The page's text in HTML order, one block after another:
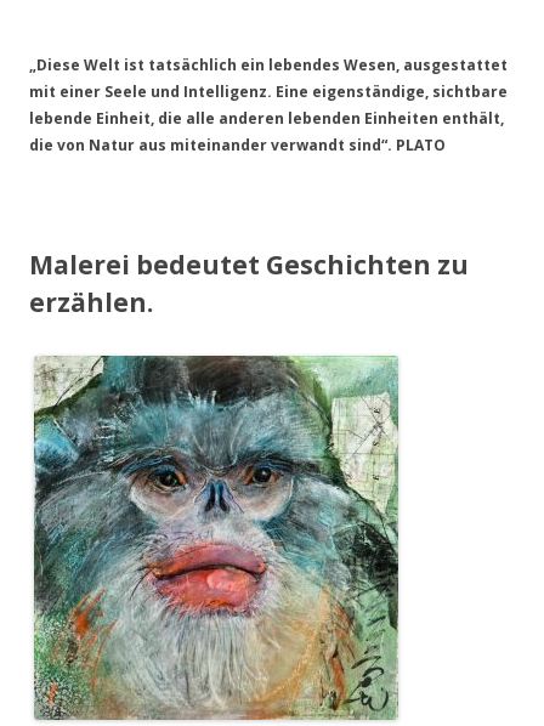
„Diese Welt ist tatsächlich ein lebendes Wesen, ausgestattet
mit einer Seele und Intelligenz. Eine eigenständige, sichtbare
lebende Einheit, die alle anderen lebenden Einheiten enthält,
die von Natur aus miteinander verwandt sind“. PLATO
Malerei bedeutet Geschichten zu
erzählen.